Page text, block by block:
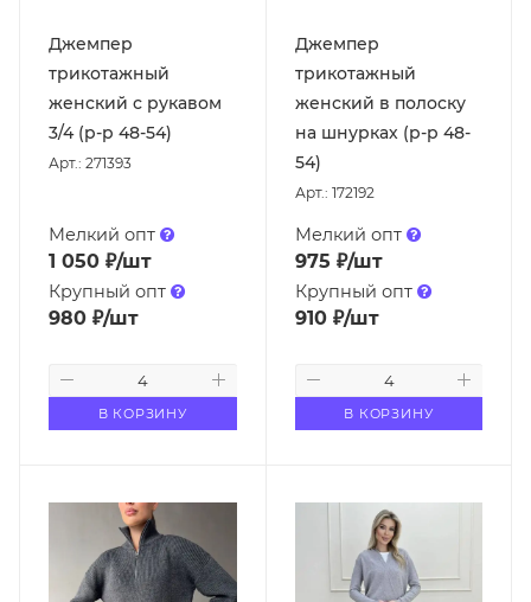
Джемпер
трикотажный
женский с рукавом
3/4 (р-р 48-54)
Арт.: 271393
Мелкий опт
1 050 ₽/шт
Крупный опт
980 ₽/шт
В КОРЗИНУ
Джемпер
трикотажный
женский в полоску
на шнурках (р-р 48-
54)
Арт.: 172192
Мелкий опт
975 ₽/шт
Крупный опт
910₽/шт
В КОРЗИНУ